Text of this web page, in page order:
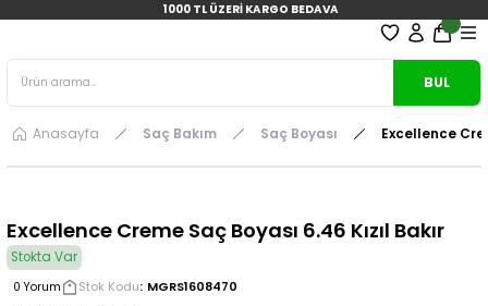
1000 TL ÜZERİ KARGO BEDAVA
BUL
Anasayfa Saç Bakım Saç Boyası Excellence
Excellence Creme Saç Boyası 6.46 Kızıl Bakır
Stokta Var
0 Yorum Stok Kodu MGRS1608470